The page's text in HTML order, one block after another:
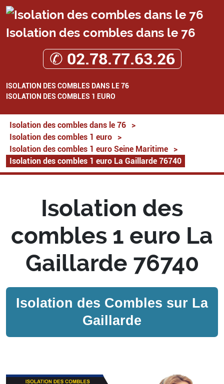
Isolation des combles dans le 76
✆ 02.78.77.63.26
ISOLATION DES COMBLES DANS LE 76
ISOLATION DES COMBLES 1 EURO
Isolation des combles dans le 76
>
Isolation des combles 1 euro
>
Isolation des combles 1 euro Seine Maritime
>
Isolation des combles 1 euro La Gaillarde 76740
Isolation des
combles 1 euro La
Gaillarde 76740
Isolation des Combles sur La
Gaillarde